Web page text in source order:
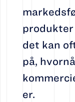
produkter
det kan
på,
er.